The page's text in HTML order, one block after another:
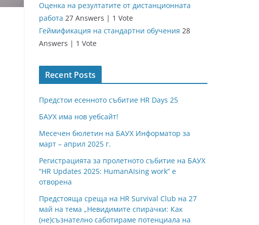
Оценка на резултатите от дистанционната
работа 27 Answers | 1 Vote
Геймификация на стандартни обучения 28
Answers | 1 Vote
Recent Posts
Предстои есенното събитие HR Days 25
БАУХ има нов уебсайт!
Месечен бюлетин на БАУХ Информатор за
март – април 2025 г.
Регистрацията за пролетното събитие на БАУХ
“HR Updates 2025: HumanAIsing work” е
отворена
Предстояща среща на HR Survival Club на 27
май на тема „Невидимите спирачки: Как
(не)съзнателно саботираме потенциала на